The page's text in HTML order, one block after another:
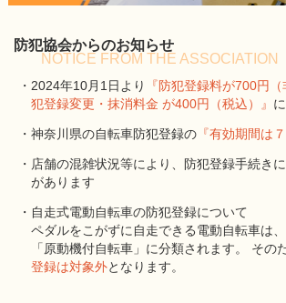
防犯協会からのお知らせ
NOTICE FROM THE ASSOCIATION
・2024年10月1日より
『防犯登録料が700円
犯登録変更・抹消料金 が400円（税込）』
・神奈川県の自転車防犯登録の 『有効期間は７
・店舗の混雑状況等により、防犯登録手続き
があります
・自走式電動自転車の防犯登録について
ペダルをこがずに自走できる電動自転車は、
「原動機付自転車」に分類されます。 その
登録は対象外となります。